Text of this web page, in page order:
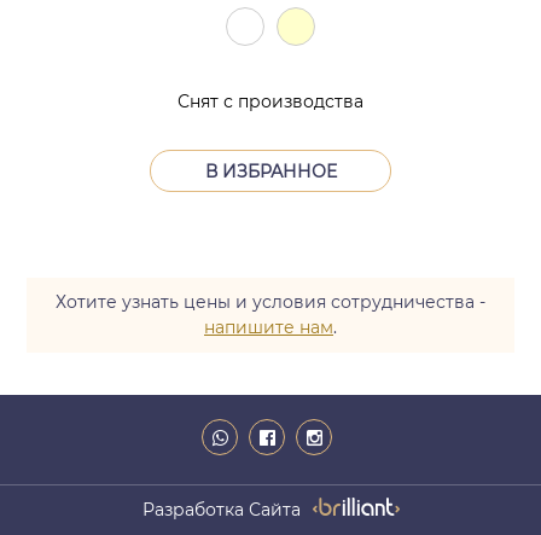
В ИЗБРАННОЕ
Снят с производства
Хотите узнать цены и условия сотрудничества -
напишите нам.
Разработка Сайта